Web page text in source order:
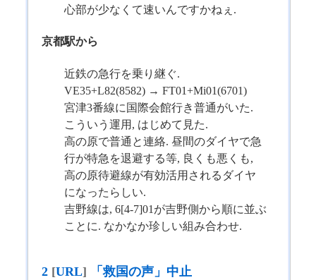
心部が少なくて速いんですかねぇ.
京都駅から
近鉄の急行を乗り継ぐ.
VE35+L82(8582) → FT01+Mi01(6701)
宮津3番線に国際会館行き普通がいた.
こういう運用, はじめて見た.
高の原で普通と連絡. 昼間のダイヤで急
行が特急を退避する等, 良くも悪くも,
高の原待避線が有効活用されるダイヤ
になったらしい.
吉野線は, 6[4-7]01が吉野側から順に並ぶ
ことに. なかなか珍しい組み合わせ.
2[URL] 「救国の声」中止